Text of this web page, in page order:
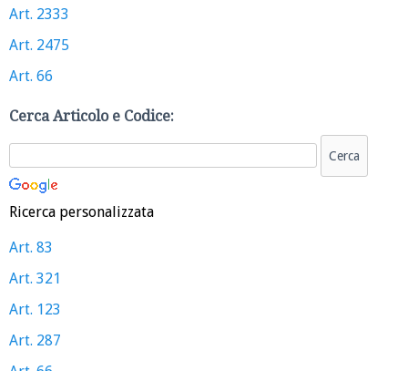
Art. 2333
Art. 2475
Art. 66
Cerca Articolo e Codice:
Ricerca personalizzata
Art. 83
Art. 321
Art. 123
Art. 287